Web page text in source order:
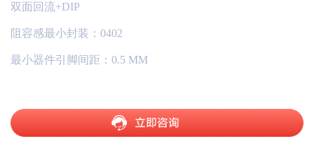
双面回流+DIP
阻容感最小封装：0402
最小器件引脚间距：0.5 MM